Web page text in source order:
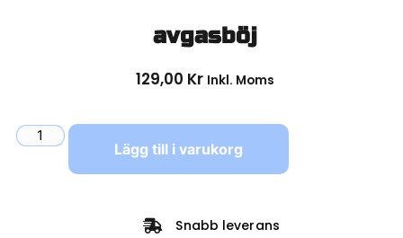
avgasböj
129,00 Kr Inkl. Moms
Lägg till i varukorg
Snabb leverans